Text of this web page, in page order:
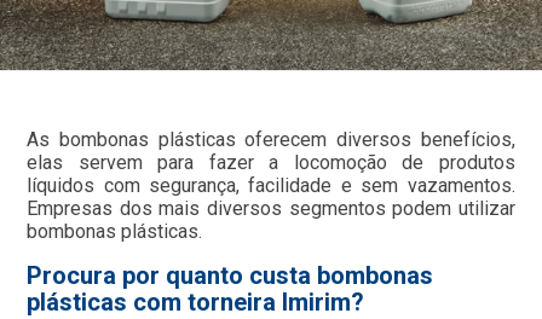
As bombonas plásticas oferecem diversos benefícios,
elas servem para fazer a locomoção de produtos
líquidos com segurança, facilidade e sem vazamentos.
Empresas dos mais diversos segmentos podem utilizar
bombonas plásticas.
Procura por quanto custa bombonas
plásticas com torneira Imirim?